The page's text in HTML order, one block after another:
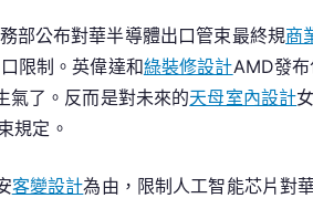
中
國
芯
出
部公布對華半導體出口管束最終規商
限制。英偉達和綠裝修設計AMD發
氣了。反而是對未來的天母室內設計
規定。
客變設計為由，限制人工智能芯片對